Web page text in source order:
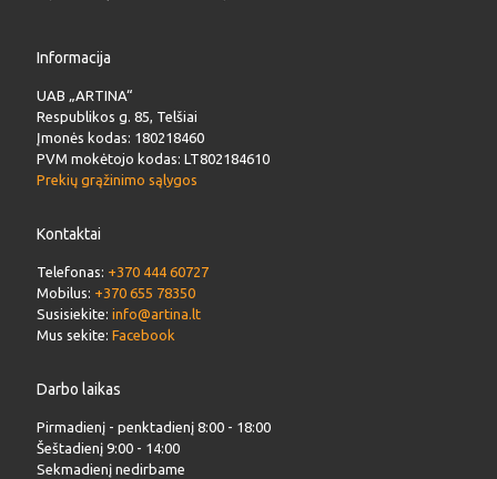
Informacija
UAB „ARTINA“
Respublikos g. 85, Telšiai
Įmonės kodas: 180218460
PVM mokėtojo kodas: LT802184610
Prekių grąžinimo sąlygos
Kontaktai
Telefonas: +370 444 60727
Mobilus: +370 655 78350
Susisiekite: info@artina.lt
Mus sekite: Facebook
Darbo laikas
Pirmadienį - penktadienį 8:00 - 18:00
Šeštadienį 9:00 - 14:00
Sekmadienį nedirbame